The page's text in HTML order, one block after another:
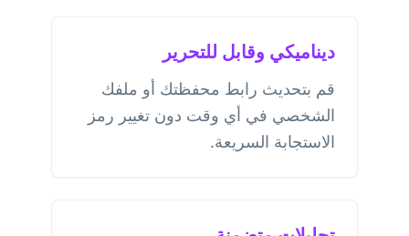
ديناميكي وقابل للتحرير
قم بتحديث رابط محفظتك أو ملفك
الشخصي في أي وقت دون تغيير رمز
الاستجابة السريعة.